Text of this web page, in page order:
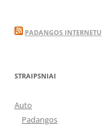
PADANGOS INTERNETU
STRAIPSNIAI
Auto
Padangos